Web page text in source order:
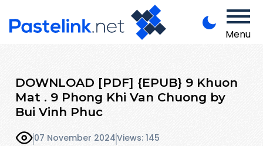
Menu
DOWNLOAD [PDF] {EPUB} 9 Khuon
Mat . 9 Phong Khi Van Chuong by
Bui Vinh Phuc
07 November 2024Views: 145